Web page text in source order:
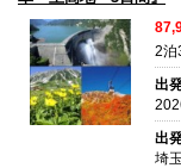
2泊
出
出
埼